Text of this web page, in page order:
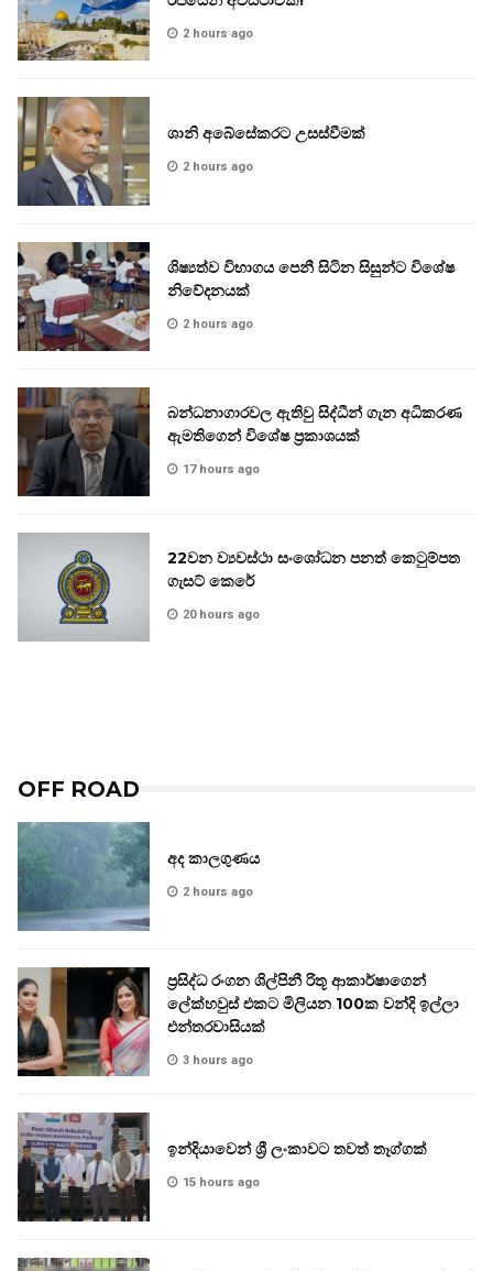
2 hours ago
ශානි අබේසේකරට උසස්වීමක්
2 hours ago
ශිෂ්‍යත්ව විභාගය පෙනී සිටින සිසුන්ට විශේෂ
නිවේදනයක්
2 hours ago
බන්ධනාගාරවල ඇතිවු සිද්ධීන් ගැන අධිකරණ
ඇමතිගෙන් විශේෂ ප්‍රකාශයක්
17 hours ago
22වන ව්‍යවස්ථා සංශෝධන පනත් කෙටුම්පත
ගැසට් කෙරේ
20 hours ago
OFF ROAD
අද කාලගුණය
2 hours ago
ප්‍රසිද්ධ රංගන ශිල්පිනී රිතූ ආකාර්ෂාගෙන්
ලේක්හවුස් එකට මිලියන 100ක වන්දි ඉල්ලා
එන්තරවාසියක්
3 hours ago
ඉන්දියාවෙන් ශ්‍රී ලංකාවට තවත් තෑග්ගක්
15 hours ago